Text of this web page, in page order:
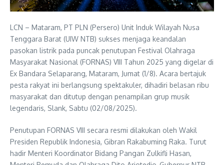
LCN – Mataram, PT PLN (Persero) Unit Induk Wilayah Nusa
Tenggara Barat (UIW NTB) sukses menjaga keandalan
pasokan listrik pada puncak penutupan Festival Olahraga
Masyarakat Nasional (FORNAS) VIII Tahun 2025 yang digelar di
Ex Bandara Selaparang, Mataram, Jumat (1/8). Acara bertajuk
pesta rakyat ini berlangsung spektakuler, dihadiri belasan ribu
masyarakat dan ditutup dengan penampilan grup musik
legendaris, Slank, Sabtu (02/08/2025).
Penutupan FORNAS VIII secara resmi dilakukan oleh Wakil
Presiden Republik Indonesia, Gibran Rakabuming Raka. Turut
hadir Menteri Koordinator Bidang Pangan Zulkifli Hasan,